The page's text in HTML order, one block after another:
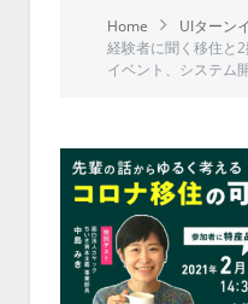
Home UIターン
経験者に聞く移住と
イベント、システム